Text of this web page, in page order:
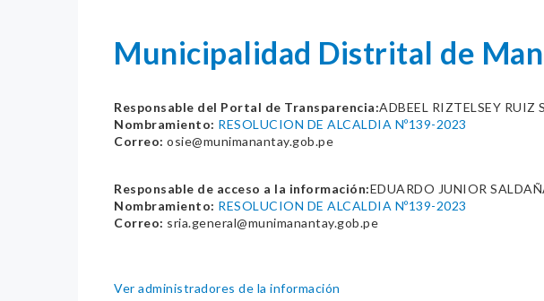
Municipalidad Distrital de
Responsable del Portal de Transparencia:ADBEEL RIZTELSEY RUIZ
Nombramiento: RESOLUCION DE ALCALDIA Nº139-2023
Correo: osie@munimanantay.gob.pe
Responsable de acceso a la información:EDUARDO JUNIOR
Nombramiento: RESOLUCION DE ALCALDIA Nº139-2023
Correo: sria.general@munimanantay.gob.pe
Ver administradores de la información